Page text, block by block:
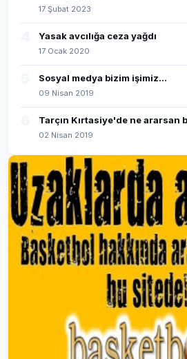
17 Şubat 2023
Yasak avcılığa ceza yağdı
17 Ocak 2020
Sosyal medya bizim işimiz...
09 Nisan 2019
Tarçın Kırtasiye'de ne ararsan
02 Nisan 2019